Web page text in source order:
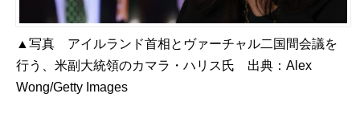
▲写真 アイルランド首相とヴァーチャル二国間会議を
行う、米副大統領のカマラ・ハリス氏 出典：Alex
Wong/Getty Images